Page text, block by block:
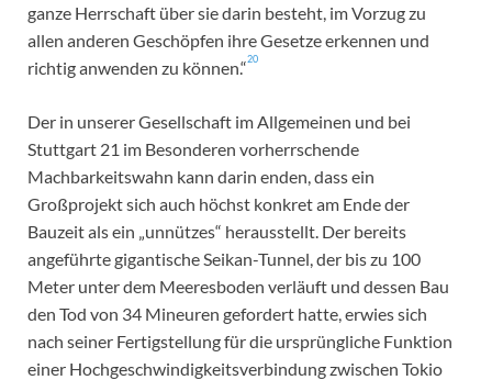
ganze Herrschaft über sie darin besteht, im Vorzug zu
allen anderen Geschöpfen ihre Gesetze erkennen und
richtig anwenden zu können.“20
Der in unserer Gesellschaft im Allgemeinen und bei
Stuttgart 21 im Besonderen vorherrschende
Machbarkeitswahn kann darin enden, dass ein
Großprojekt sich auch höchst konkret am Ende der
Bauzeit als ein „unnützes“ herausstellt. Der bereits
angeführte gigantische Seikan-Tunnel, der bis zu 100
Meter unter dem Meeresboden verläuft und dessen Bau
den Tod von 34 Mineuren gefordert hatte, erwies sich
nach seiner Fertigstellung für die ursprüngliche Funktion
einer Hochgeschwindigkeitsverbindung zwischen Tokio